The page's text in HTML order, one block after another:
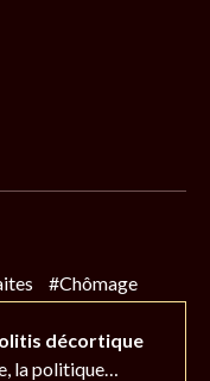
#Chômage
décortique
la politique…